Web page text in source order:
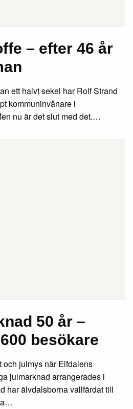
– efter 46 år
ett halvt sekel har Rolf Strand
kommuninvånare i
nu är det slut med det.…
50 år –
besökare
och julmys när Elfdalens
julmarknad arrangerades i
har älvdalsborna vallfärdat till